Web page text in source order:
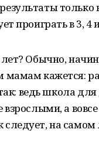
только
проиграть в 3, 4
Обычно,
кажется:
ведь школа
а
следует, на